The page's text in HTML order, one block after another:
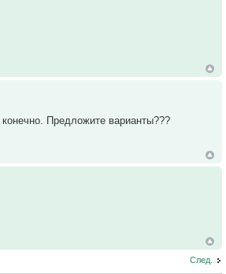
Предложите варианты???
След.